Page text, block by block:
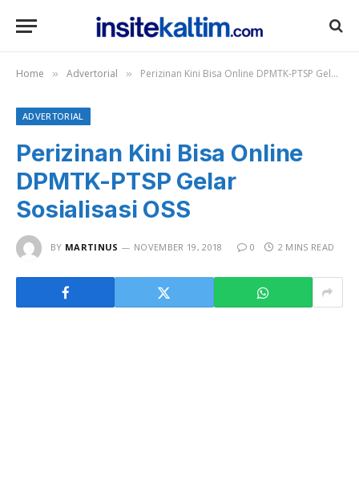
Home » Advertorial » Perizinan Kini Bisa Online DPMTK-PTSP Gelar Sosialisasi OSS
ADVERTORIAL
Perizinan Kini Bisa Online
DPMTK-PTSP Gelar
Sosialisasi OSS
BY MARTINUS NOVEMBER 19, 2018 0 2 MINS READ